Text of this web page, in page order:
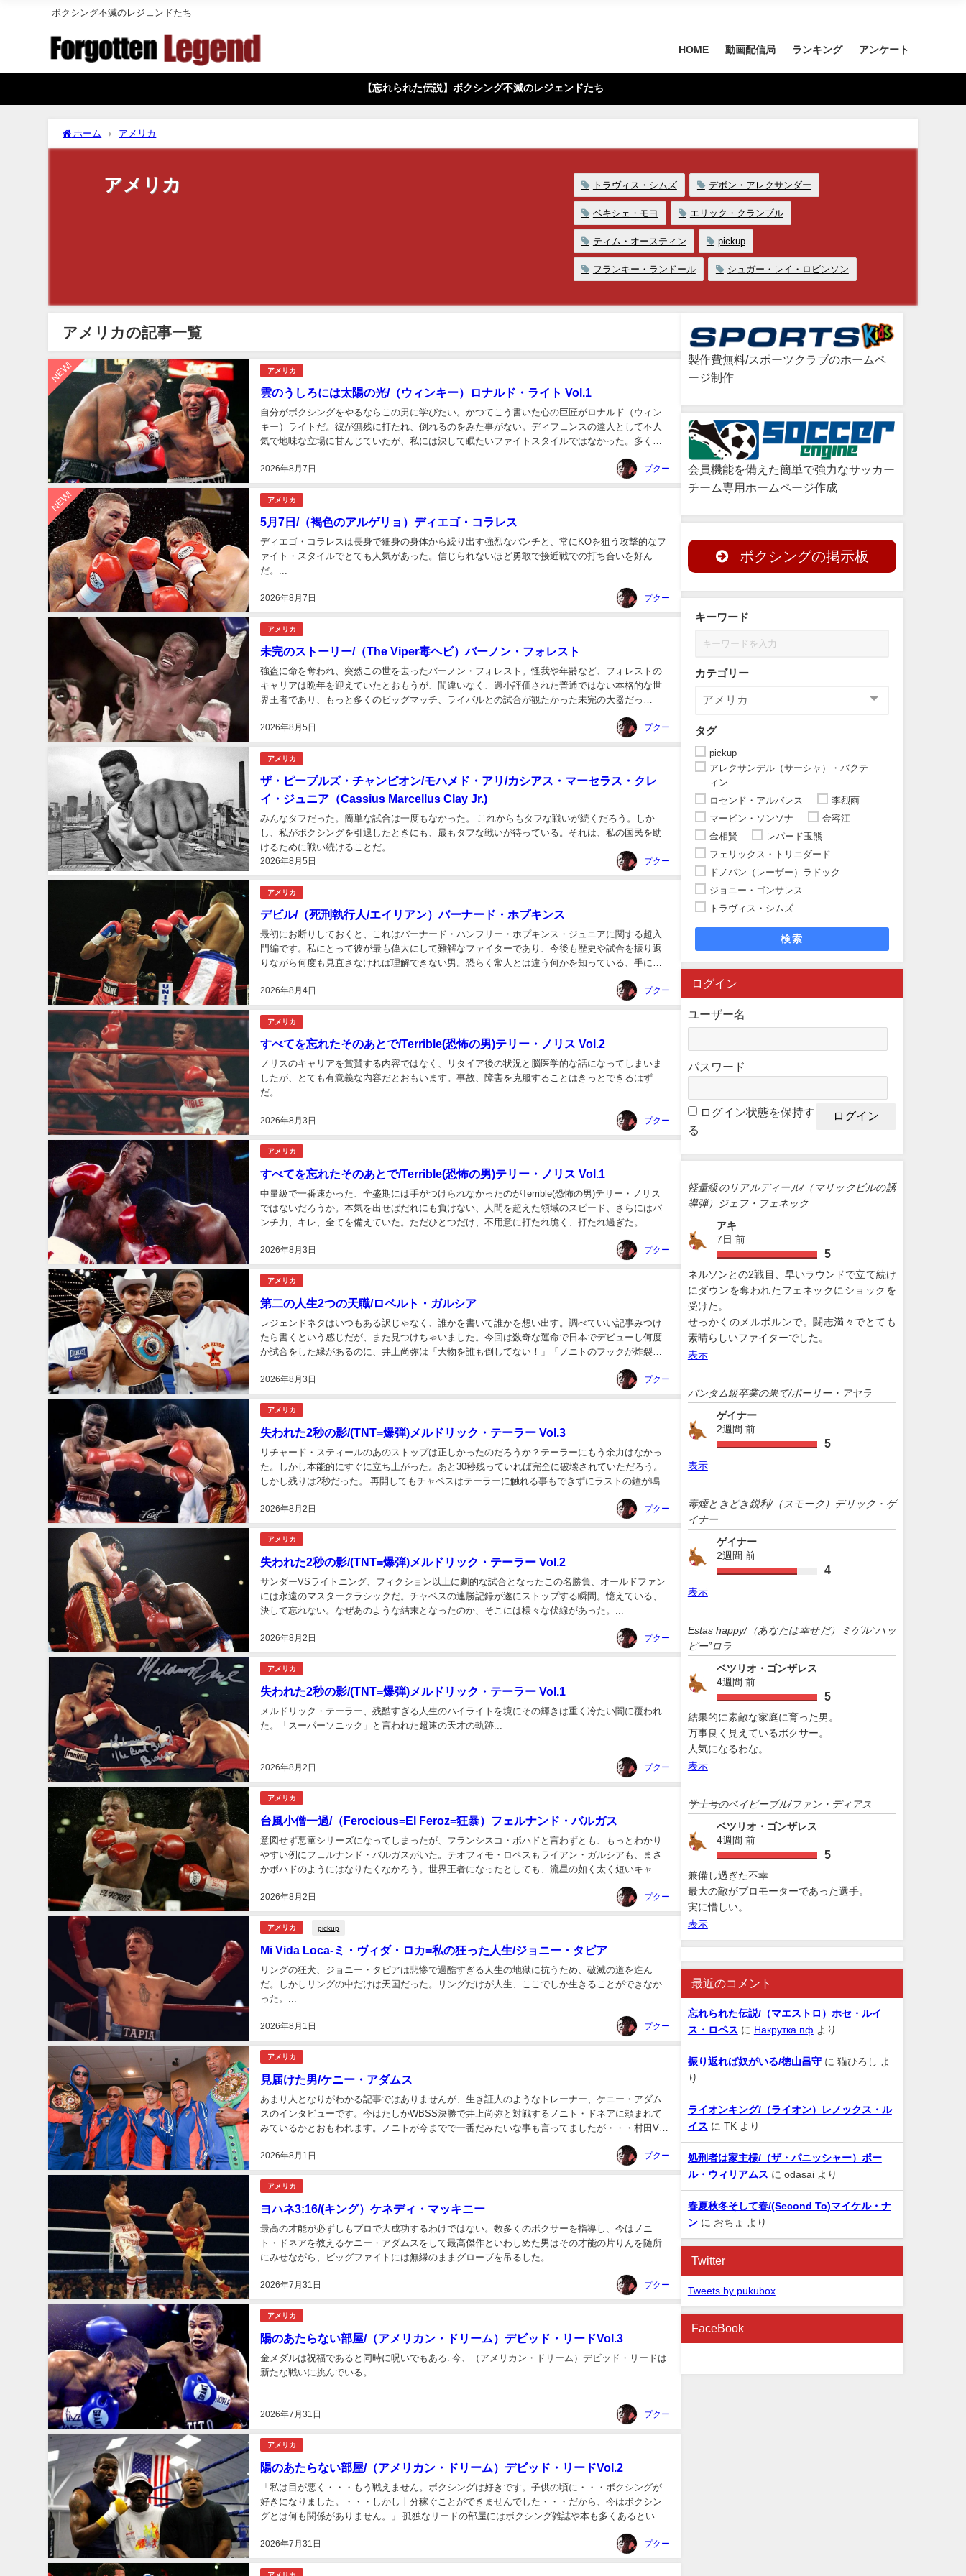
ボクシング不滅のレジェンドたち
HOME 動画配信局 ランキング アンケート
【忘れられた伝説】ボクシング不滅のレジェンドたち
ホーム アメリカ
アメリカ トラヴィス・シムズ デボン・アレクサンダー
ベキシェ・モヨ エリック・クランブル
ティム・オースティン pickup
フランキー・ランドール シュガー・レイ・ロビンソン
アメリカの記事一覧
NEW! アメリカ
雲のうしろには太陽の光/（ウィンキー）ロナルド・ライト Vol.1
2026年8月7日
自分がボクシングをやるならこの男に学びたい。かつてこう書いた心の巨匠がロナルド（ウィン
キー）ライトだ。彼が無残に打たれ、倒れるのをみた事がない。ディフェンスの達人として不人
気で地味な立場に甘んじていたが、私には決して眠たいファイトスタイルではなかった。多くの
プクー
NEW! アメリカ
5月7日/（褐色のアルゲリョ）ディエゴ・コラレス
2026年8月7日
ディエゴ・コラレスは長身で細身の身体から繰り出す強烈なパンチと、常にKOを狙う攻撃的なフ
ァイト・スタイルでとても人気があった。信じられないほど勇敢で接近戦での打ち合いを好ん
だ。...
プクー
アメリカ
未完のストーリー/（The Viper毒ヘビ）バーノン・フォレスト
2026年8月5日
強盗に命を奪われ、突然この世を去ったバーノン・フォレスト。怪我や年齢など、フォレストの
キャリアは晩年を迎えていたとおもうが、間違いなく、過小評価された普通ではない本格的な世
界王者であり、もっと多くのビッグマッチ、ライバルとの試合が観たかった未完の大器だっ
プクー
アメリカ
ザ・ピープルズ・チャンピオン/モハメド・アリ/カシアス・マーセラス・クレ
イ・ジュニア（Cassius Marcellus Clay Jr.)
2026年8月5日
みんなタフだった。簡単な試合は一度もなかった。 これからもタフな戦いが続くだろう。しか
し、私がボクシングを引退したときにも、最もタフな戦いが待っている。それは、私の国民を助
けるために戦い続けることだ。...
プクー
アメリカ
デビル/（死刑執行人/エイリアン）バーナード・ホプキンス
2026年8月4日
最初にお断りしておくと、これはバーナード・ハンフリー・ホプキンス・ジュニアに関する超入
門編です。私にとって彼が最も偉大にして難解なファイターであり、今後も歴史や試合を振り返
りながら何度も見直さなければ理解できない男。恐らく常人とは違う何かを知っている、手に入
プクー
アメリカ
すべてを忘れたそのあとで/Terrible(恐怖の男)テリー・ノリス Vol.2
2026年8月3日
ノリスのキャリアを賞賛する内容ではなく、リタイア後の状況と脳医学的な話になってしまいま
したが、とても有意義な内容だとおもいます。事故、障害を克服することはきっとできるはず
だ。...
プクー
アメリカ
すべてを忘れたそのあとで/Terrible(恐怖の男)テリー・ノリス Vol.1
2026年8月3日
中量級で一番速かった、全盛期には手がつけられなかったのがTerrible(恐怖の男)テリー・ノリス
ではないだろうか。本気を出せばだれにも負けない、人間を超えた領域のスピード、さらにはパ
ンチ力、キレ、全てを備えていた。ただひとつだけ、不用意に打たれ脆く、打たれ過ぎた。...
プクー
アメリカ
第二の人生2つの天職/ロベルト・ガルシア
2026年8月3日
レジェンドネタはいつもある訳じゃなく、誰かを書いて誰かを想い出す。調べていい記事みつけ
たら書くという感じだが、また見つけちゃいました。今回は数奇な運命で日本でデビューし何度
か試合をした縁があるのに、井上尚弥は「大物を誰も倒してない！」「ノニトのフックが炸裂す
プクー
アメリカ
失われた2秒の影/(TNT=爆弾)メルドリック・テーラー Vol.3
2026年8月2日
リチャード・スティールのあのストップは正しかったのだろうか？テーラーにもう余力はなかっ
た。しかし本能的にすぐに立ち上がった。あと30秒残っていれば完全に破壊されていただろう。
しかし残りは2秒だった。 再開してもチャベスはテーラーに触れる事もできずにラストの鐘が鳴っ
プクー
アメリカ
失われた2秒の影/(TNT=爆弾)メルドリック・テーラー Vol.2
2026年8月2日
サンダーVSライトニング、フィクション以上に劇的な試合となったこの名勝負、オールドファン
には永遠のマスタークラシックだ。チャベスの連勝記録が遂にストップする瞬間。憶えている、
決して忘れない。なぜあのような結末となったのか、そこには様々な伏線があった。...
プクー
アメリカ
失われた2秒の影/(TNT=爆弾)メルドリック・テーラー Vol.1
2026年8月2日
メルドリック・テーラー、残酷すぎる人生のハイライトを境にその輝きは重く冷たい闇に覆われ
た。「スーパーソニック」と言われた超速の天才の軌跡...
プクー
アメリカ
台風小僧一過/（Ferocious=El Feroz=狂暴）フェルナンド・バルガス
2026年8月2日
意図せず悪童シリーズになってしまったが、フランシスコ・ボハドと言わずとも、もっとわかり
やすい例にフェルナンド・バルガスがいた。テオフィモ・ロペスもライアン・ガルシアも、まさ
かボハドのようにはなりたくなかろう。世界王者になったとしても、流星の如く太く短いキャリ
プクー
アメリカ pickup
Mi Vida Loca-ミ・ヴィダ・ロカ=私の狂った人生/ジョニー・タピア
2026年8月1日
リングの狂犬、ジョニー・タピアは悲惨で過酷すぎる人生の地獄に抗うため、破滅の道を進ん
だ。しかしリングの中だけは天国だった。リングだけが人生、ここでしか生きることができなか
った。...
プクー
アメリカ
見届けた男/ケニー・アダムス
2026年8月1日
あまり人となりがわかる記事ではありませんが、生き証人のようなトレーナー、ケニー・アダム
スのインタビューです。今はたしかWBSS決勝で井上尚弥と対戦するノニト・ドネアに頼まれて
みているかとおもわれます。ノニトが今までで一番だみたいな事も言ってましたが・・・村田VS
プクー
アメリカ
ヨハネ3:16/(キング）ケネディ・マッキニー
2026年7月31日
最高の才能が必ずしもプロで大成功するわけではない。数多くのボクサーを指導し、今はノニ
ト・ドネアを教えるケニー・アダムスをして最高傑作といわしめた男はその才能の片りんを随所
にみせながら、ビッグファイトには無縁のままグローブを吊るした。...
プクー
アメリカ
陽のあたらない部屋/（アメリカン・ドリーム）デビッド・リードVol.3
2026年7月31日
金メダルは祝福であると同時に呪いでもある. 今、（アメリカン・ドリーム）デビッド・リードは
新たな戦いに挑んでいる。...
プクー
アメリカ
陽のあたらない部屋/（アメリカン・ドリーム）デビッド・リードVol.2
2026年7月31日
「私は目が悪く・・・もう戦えません。ボクシングは好きです。子供の頃に・・・ボクシングが
好きになりました。・・・しかし十分稼ぐことができませんでした・・・だから、今はボクシン
グとは何も関係がありません。」 孤独なリードの部屋にはボクシング雑誌や本も多くあるとい
プクー
アメリカ
製作費無料/スポーツクラブのホームペ
ージ制作
会員機能を備えた簡単で強力なサッカー
チーム専用ホームページ作成
ボクシングの掲示板
キーワード
カテゴリー
タグ
pickup
アレクサンデル（サーシャ）・バクテ
ィン
ロセンド・アルバレス
李烈雨
マービン・ソンソナ
金容江
金相賢
レパード玉熊
フェリックス・トリニダード
ドノバン（レーザー）ラドック
ジョニー・ゴンサレス
トラヴィス・シムズ
検索
ログイン
ユーザー名
パスワード
ログイン状態を保持す
る
軽量級のリアルディール/（マリックビルの誘
導弾）ジェフ・フェネック
アキ
7日 前
5
ネルソンとの2戦目、早いラウンドで立て続け
にダウンを奪われたフェネックにショックを
受けた。
せっかくのメルボルンで。闘志満々でとても
素晴らしいファイターでした。
表示
バンタム級卒業の果て/ポーリー・アヤラ
ゲイナー
2週間 前
5
表示
毒煙ときどき鋭利/（スモーク）デリック・ゲ
イナー
ゲイナー
2週間 前
4
表示
Estas happy/（あなたは幸せだ）ミゲル”ハッ
ピー”ロラ
ベツリオ・ゴンザレス
4週間 前
5
結果的に素敵な家庭に育った男。
万事良く見えているボクサー。
人気になるわな。
表示
学士号のベイビーブル/ファン・ディアス
ベツリオ・ゴンザレス
4週間 前
5
兼備し過ぎた不幸
最大の敵がプロモーターであった選手。
実に惜しい。
表示
最近のコメント
忘れられた伝説/（マエストロ）ホセ・ルイ
ス・ロペス に Накрутка пф より
振り返れば奴がいる/徳山昌守に 猫ひろし よ
り
ライオンキング/（ライオン）レノックス・ル
イス に TKより
処刑者は家主様/（ザ・パニッシャー）ポー
ル・ウィリアムス に odasaiより
春夏秋冬そして春/(Second To)マイケル・ナ
ンに おちょ より
Twitter
Tweets by pukubox
FaceBook